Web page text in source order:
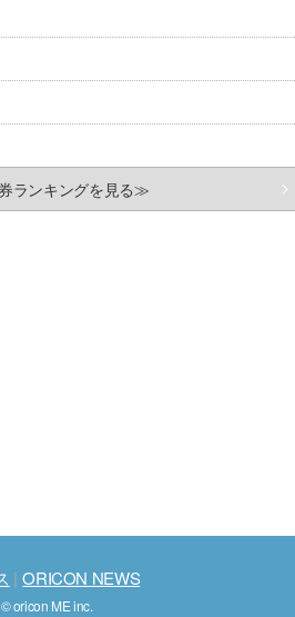
ランキングを見る≫
ORICON NEWS
© oricon ME inc.